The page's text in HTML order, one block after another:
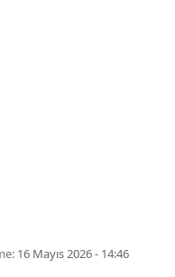
16 Mayıs 2026 - 14:46